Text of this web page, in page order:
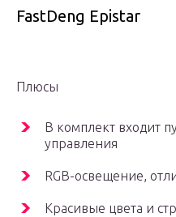
FastDeng Epistar
Плюсы
В комплект входит
управления
RGB-освещение,
Красивые цвета и